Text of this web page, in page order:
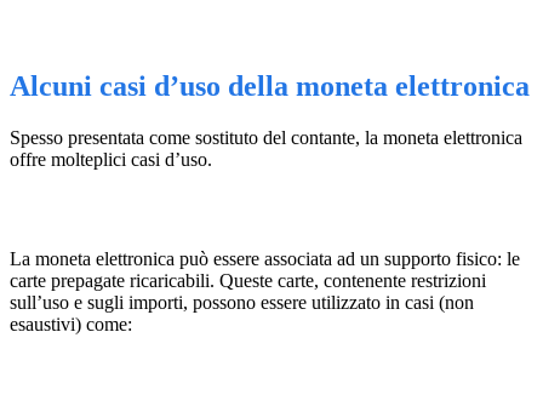
Alcuni casi d’uso della moneta elettronica
Spesso presentata come sostituto del contante, la moneta elettronica
offre molteplici casi d’uso.
La moneta elettronica può essere associata ad un supporto fisico: le
carte prepagate ricaricabili. Queste carte, contenente restrizioni
sull’uso e sugli importi, possono essere utilizzato in casi (non
esaustivi) come: